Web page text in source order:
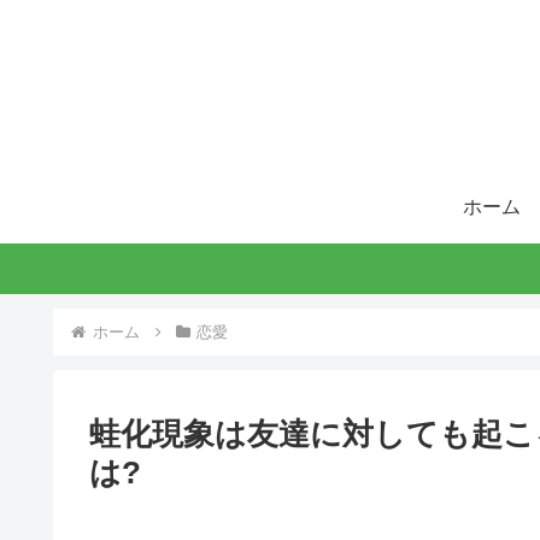
ホーム
ホーム 恋愛
蛙化現象は友達に対しても起
は?